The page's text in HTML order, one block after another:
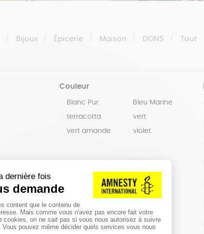
Bijoux Épicerie Maison DONS Tout
Couleur
Blanc Pur Bleu Marine
terracotta vert
vert amande violet